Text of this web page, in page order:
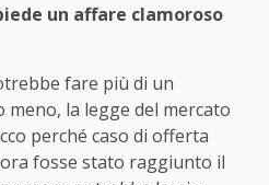
un affare clamoroso
fare più di un
meno, la legge del mercato
perché caso di offerta
fosse stato raggiunto il